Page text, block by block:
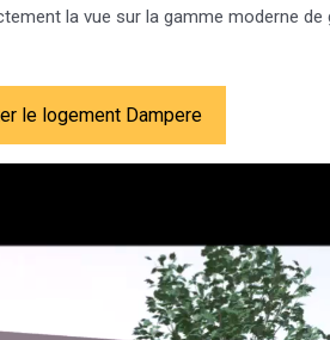
la vue sur la gamme moderne de
le logement Dampere